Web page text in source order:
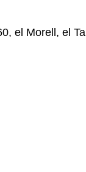
el Morell, el